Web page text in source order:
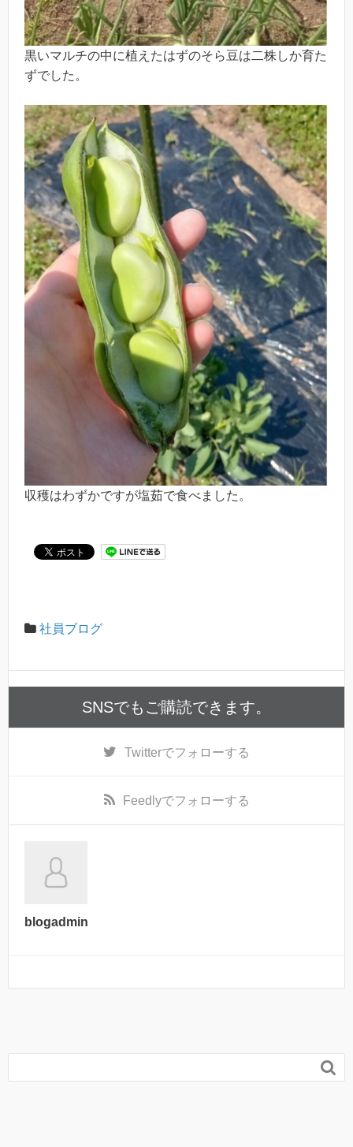
黒いマルチの中に植えたはずのそら豆は二株しか育た
ずでした。
収穫はわずかですが塩茹で食べました。
社員ブログ
SNSでもご購読できます。
Twitterでフォローする
Feedlyでフォローする
blogadmin
